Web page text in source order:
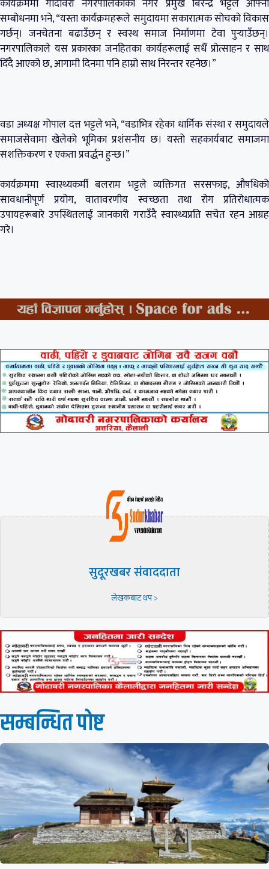
कार्यक्रममा गोदावरी नगरपालिकाका नगर प्रमुख बिरेन्द्र भट्टले आफ्नो
सम्बोधनमा भने, “यस्ता कार्यक्रमहरूले समुदायमा सकारात्मक सोचको विकास
गर्छन्। जनचेतना बढाउँछन् र स्वस्थ समाज निर्माणमा टेवा पुर्‍याउँछन्।
नगरपालिकाले यस प्रकारका जनहितका कार्यहरूलाई सधैँ प्रोत्साहन र साथ
दिँदै आएको छ, आगामी दिनमा पनि हाम्रो साथ निरन्तर रहनेछ।”
वडा अध्यक्ष गोपाल दत्त भट्टले भने, “वडाभित्र रहेका धार्मिक संस्था र समुदायले
समाजसेवामा खेलेको भूमिका प्रशंसनीय छ। यस्तो सहकार्यबाट समाजमा
सशक्तिकरण र एकता प्रवर्द्धन हुन्छ।”
कार्यक्रममा स्वास्थ्यकर्मी बलराम भट्टले व्यक्तिगत सरसफाइ, औषधिको
सावधानीपूर्ण प्रयोग, वातावरणीय स्वच्छता तथा रोग प्रतिरोधात्मक
उपायहरूबारे उपस्थितलाई जानकारी गराउँदै स्वास्थ्यप्रति सचेत रहन आग्रह
गरे।
सुदूरखबर संवाददाता
लेखकबाट थप >
सम्बन्धित पाेष्ट